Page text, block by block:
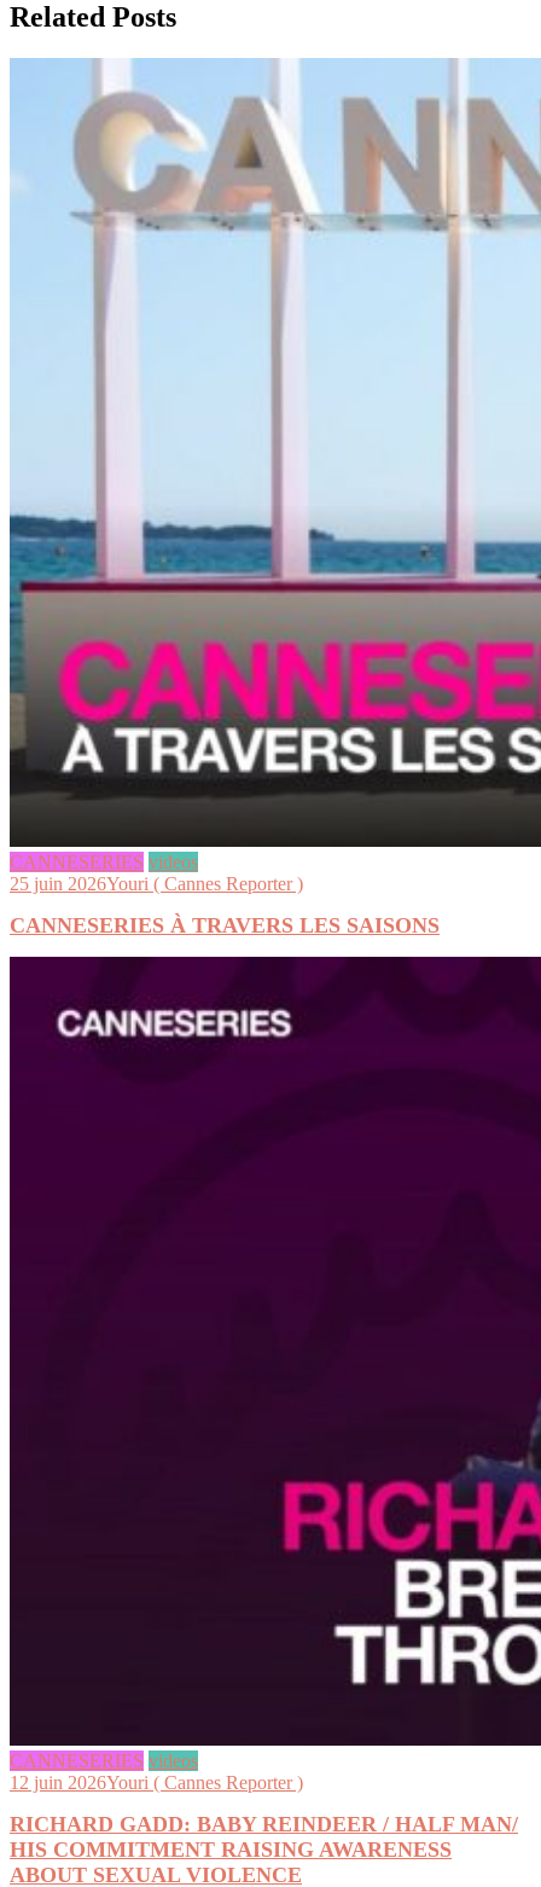
Related Posts
CANNESERIES videos
25 juin 2026Youri ( Cannes Reporter )
CANNESERIES À TRAVERS LES SAISONS
CANNESERIES videos
12 juin 2026Youri ( Cannes Reporter )
RICHARD GADD: BABY REINDEER / HALF MAN/
HIS COMMITMENT RAISING AWARENESS
ABOUT SEXUAL VIOLENCE